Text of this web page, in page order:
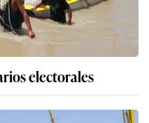
electorales